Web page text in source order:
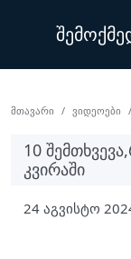
Მთავარი Ვიდეოები
10
ᲙᲕᲘᲠᲐᲨᲘ
24 აგვისტო